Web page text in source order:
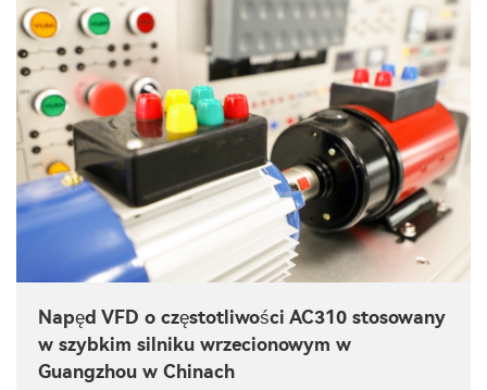
Napęd VFD o częstotliwości AC310 stosowany
w szybkim silniku wrzecionowym w
Guangzhou w Chinach